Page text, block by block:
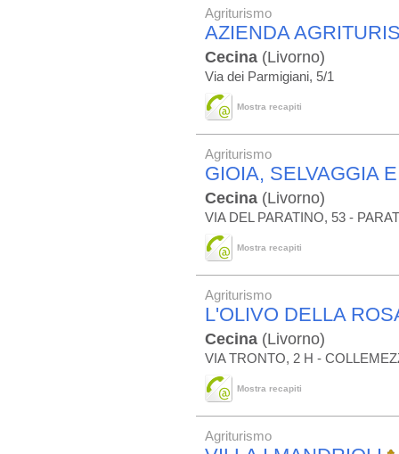
Agriturismo
AZIENDA
Cecina (Livorno)
Via dei Parmigiani, 5/1
Mostra recapiti
Agriturismo
GIOIA, SELVAGGIA
Cecina (Livorno)
VIA DEL PARATINO, 53 -
Mostra recapiti
Agriturismo
L'OLIVO DELLA
Cecina (Livorno)
VIA TRONTO, 2 H -
Mostra recapiti
Agriturismo